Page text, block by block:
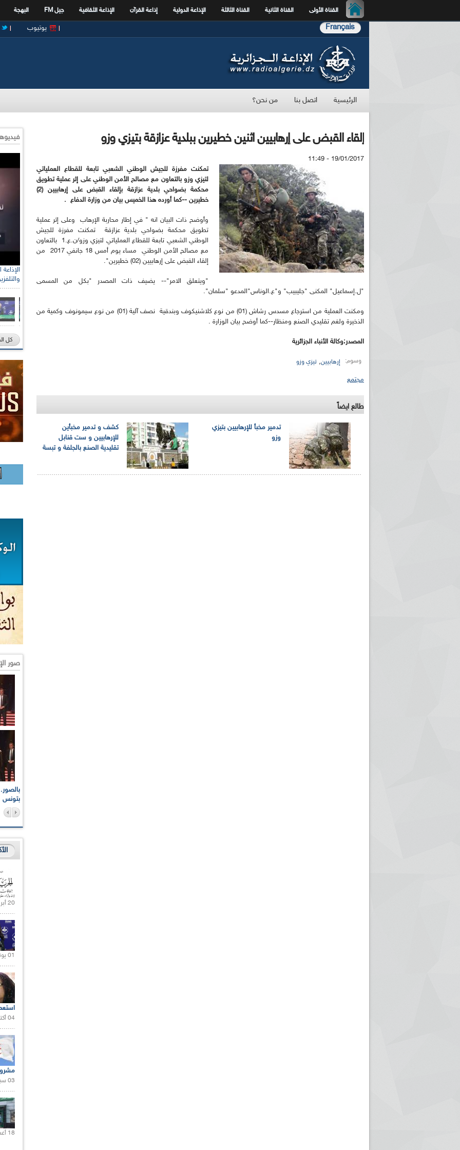
القناة الأولى القناة الثانية القناة الثالثة الإذاعة الدولية إذاعة القرآن الإذاعة الثقافية جيل FM البهجة
Français يوتيوب
الرئيسية اتصل بنا من نحن؟
إلقاء القبض على إرهابيين اثنين خطيرين ببلدية عزازقة بتيزي وزو
19/01/2017 - 11:49
تمكنت مفرزة للجيش الوطني الشعبي تابعة للقطاع العملياتي
لتيزي وزو بالتعاون مع مصالح الأمن الوطني على إثر عملية تطويق
محكمة بضواحي بلدية عزازقة بإلقاء القبض على إرهابيين (2)
خطيرين --كما أورده هذا الخميس بيان من وزارة الدفاع .
وأوضح ذات البيان انه " في إطار محاربة الإرهاب وعلى إثر عملية
تطويق محكمة بضواحي بلدية عزازقة تمكنت مفرزة للجيش
الوطني الشعبي تابعة للقطاع العملياتي لتيزي وزو/ن.ع.1 بالتعاون
مع مصالح الأمن الوطني مساء يوم أمس 18 جانفي 2017 من
إلقاء القبض على إرهابيين (02) خطيرين".
"ويتعلق الامر"-- يضيف ذات المصدر "بكل من المسمى
"ل.إسماعيل" المكنى "جليبيب" و"ع.الوناس"المدعو "سلمان".
ومكنت العملية من استرجاع مسدس رشاش (01) من نوع كلاشنيكوف وبندقية نصف آلية (01) من نوع سيمونوف وكمية من
الذخيرة ولغم تقليدي الصنع ومنظار--كما أوضح بيان الوزارة .
المصدر:وكالة الأنباء الجزائرية
وسوم: إرهابيين, تيزي وزو
مجتمع
طالع ايضاً
كشف و تدمير مخبأين
للإرهابيين و ست قنابل
تقليدية الصنع بالجلفة و تبسة
تدمير مخبأ للإرهابيين بتيزي
وزو
رئيس
كل
صور
بتونس
20 أبريل 2021 |
01 يونيو 2021 |
04 أكتوبر 2020 |
03 سبتمبر 2020 |
18 أغسطس 2020 |